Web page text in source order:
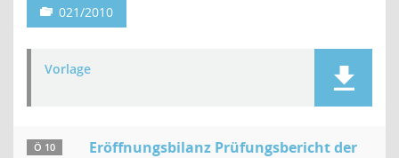
021/2010
Vorlage
Ö 10
Eröffnungsbilanz Prüfungsbericht der